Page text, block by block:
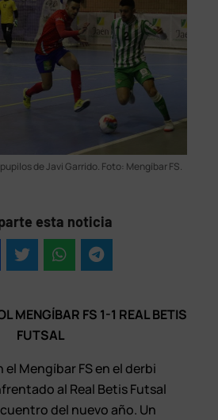
de Javi Garrido. Foto: Mengíbar FS.
esta noticia
MENGÍBAR FS 1-1 REAL BETIS
FUTSAL
Mengíbar FS en el derbi
al Real Betis Futsal
del nuevo año. Un